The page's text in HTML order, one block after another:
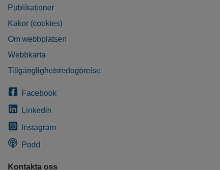
Publikationer
Kakor (cookies)
Om webbplatsen
Webbkarta
Tillgänglighetsredogörelse
Facebook
Linkedin
Instagram
Podd
Kontakta oss